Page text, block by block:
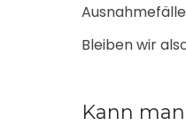
Bleiben wir
Kann